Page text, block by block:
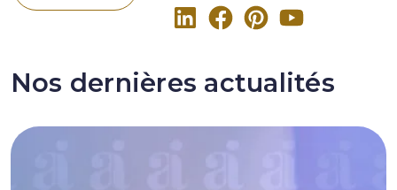
Nos dernières actualités